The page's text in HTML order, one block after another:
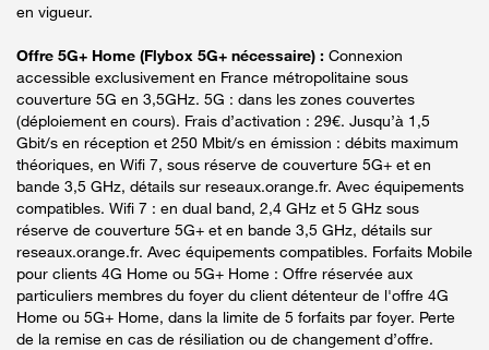
en vigueur.
Offre 5G+ Home (Flybox 5G+ nécessaire) : Connexion
accessible exclusivement en France métropolitaine sous
couverture 5G en 3,5GHz. 5G : dans les zones couvertes
(déploiement en cours). Frais d’activation : 29€. Jusqu’à 1,5
Gbit/s en réception et 250 Mbit/s en émission : débits maximum
théoriques, en Wifi 7, sous réserve de couverture 5G+ et en
bande 3,5 GHz, détails sur reseaux.orange.fr. Avec équipements
compatibles. Wifi 7 : en dual band, 2,4 GHz et 5 GHz sous
réserve de couverture 5G+ et en bande 3,5 GHz, détails sur
reseaux.orange.fr. Avec équipements compatibles. Forfaits Mobile
pour clients 4G Home ou 5G+ Home : Offre réservée aux
particuliers membres du foyer du client détenteur de l'offre 4G
Home ou 5G+ Home, dans la limite de 5 forfaits par foyer. Perte
de la remise en cas de résiliation ou de changement d’offre.